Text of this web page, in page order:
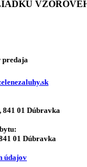
predaja
841 01 Dúbravka
01 Dúbravka
údajov